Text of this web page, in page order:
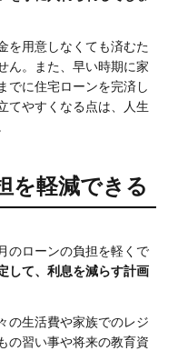
を用意しなくても済むた
ん。また、早い時期に家
でに住宅ローンを完済し
てやすくなる点は、人生
を軽減できる
のローンの負担を軽くで
して、利息を減らす計画
の生活費や家族でのレジ
の習い事や将来の教育資